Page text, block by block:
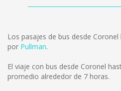
Los pasajes de bus desde
por Pullman.
El viaje con bus desde Coronel
promedio alrededor de 7 horas.